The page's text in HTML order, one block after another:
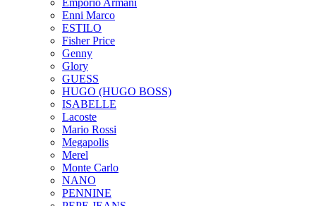
Enni Marco
ESTILO
Fisher Price
Genny
Glory
GUESS
HUGO (HUGO BOSS)
ISABELLE
Lacoste
Mario Rossi
Megapolis
Merel
Monte Carlo
NANO
PENNINE